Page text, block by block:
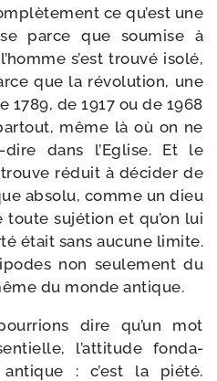
ce qu’est une
parce que sou­mise à
s’est trou­vé iso­lé,
que la révo­lu­tion, une
1789, de 1917 ou de 1968
même là où on ne
​dire dans l’Eglise. Et le
réduit à déci­der de
abso­lu, comme un dieu
toute sujé­tion et qu’on lui
était sans aucune limite.
non seule­ment du
du monde antique.
dire qu’un mot
l’at­ti­tude fon­da­
: c’est la pié­té.